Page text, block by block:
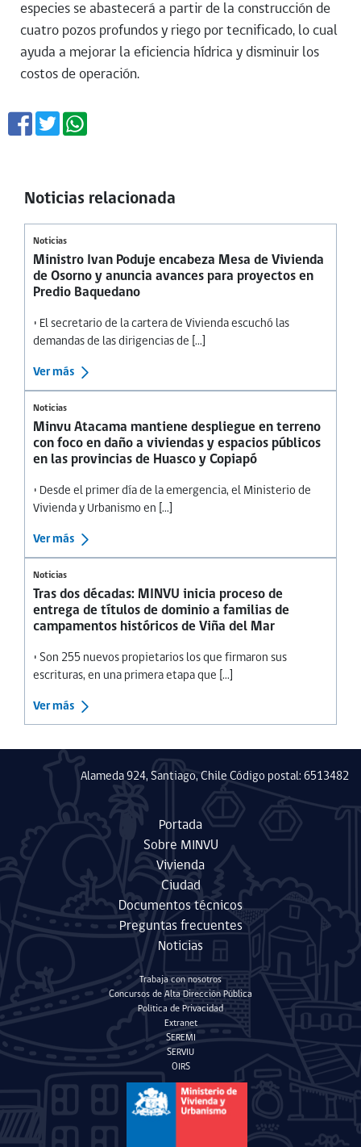
especies se abastecerá a partir de la construcción de
cuatro pozos profundos y riego por tecnificado, lo cual
ayuda a mejorar la eficiencia hídrica y disminuir los
costos de operación.
Noticias relacionada
Noticias
Ministro Ivan Poduje encabeza Mesa de Vivienda
de Osorno y anuncia avances para proyectos en
Predio Baquedano
• El secretario de la cartera de Vivienda escuchó las
demandas de las dirigencias de [...]
Ver más
Noticias
Minvu Atacama mantiene despliegue en terreno
con foco en daño a viviendas y espacios públicos
en las provincias de Huasco y Copiapó
• Desde el primer día de la emergencia, el Ministerio de
Vivienda y Urbanismo en [...]
Ver más
Noticias
Tras dos décadas: MINVU inicia proceso de
entrega de títulos de dominio a familias de
campamentos históricos de Viña del Mar
• Son 255 nuevos propietarios los que firmaron sus
escrituras, en una primera etapa que [...]
Ver más
Alameda 924, Santiago, Chile Código postal: 6513482
Portada
Sobre MINVU
Vivienda
Ciudad
Documentos técnicos
Preguntas frecuentes
Noticias
Trabaja con nosotros
Concursos de Alta Dirección Pública
Política de Privacidad
Extranet
SEREMI
SERVIU
OIRS